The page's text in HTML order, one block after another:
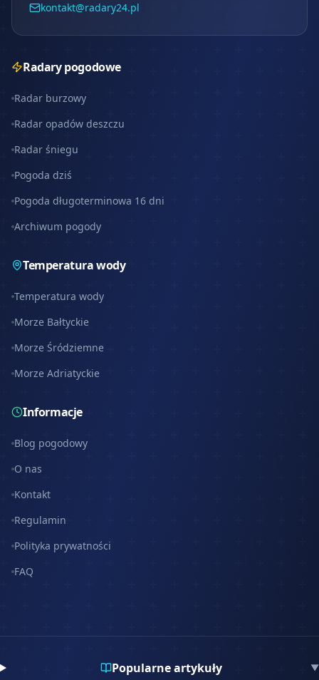
kontakt@radary24.pl
Radary pogodowe
Radar burzowy
Radar opadów deszczu
Radar śniegu
Pogoda dziś
Pogoda długoterminowa 16 dni
Archiwum pogody
Temperatura wody
Temperatura wody
Morze Bałtyckie
Morze Śródziemne
Morze Adriatyckie
Informacje
Blog pogodowy
O nas
Kontakt
Regulamin
Polityka prywatności
FAQ
Popularne artykuły ▼